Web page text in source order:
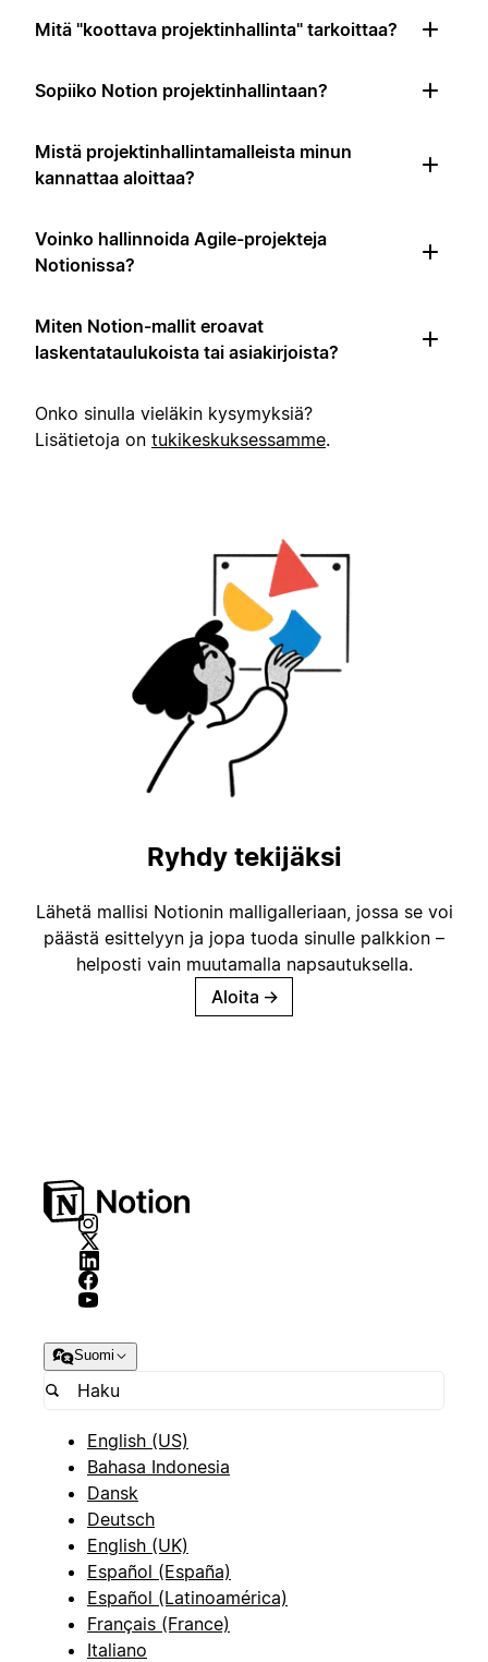
Mitä "koottava projektinhallinta" tarkoittaa?
Sopiiko Notion projektinhallintaan?
Mistä projektinhallintamalleista minun
kannattaa aloittaa?
Voinko hallinnoida Agile-projekteja
Notionissa?
Miten Notion-mallit eroavat
laskentataulukoista tai asiakirjoista?
Onko sinulla vieläkin kysymyksiä?
Lisätietoja on tukikeskuksessamme.
Ryhdy tekijäksi
Lähetä mallisi Notionin malligalleriaan, jossa se voi
päästä esittelyyn ja jopa tuoda sinulle palkkion –
helposti vain muutamalla napsautuksella.
Aloita →
Suomi
English (US)
Bahasa Indonesia
Dansk
Deutsch
English (UK)
Español (España)
Español (Latinoamérica)
Français (France)
Italiano